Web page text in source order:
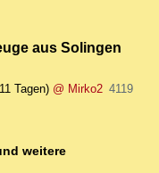
aus Solingen
Tagen) @ Mirko2 4119
weitere